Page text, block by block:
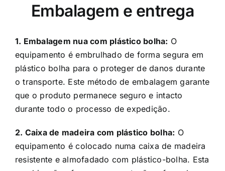
equipamento é embrulhado de forma segura em
plástico bolha para o proteger de danos durante
o transporte. Este método de embalagem garante
que o produto permanece seguro e intacto
durante todo o processo de expedição.
equipamento é colocado numa caixa de madeira
resistente e almofadado com plástico-bolha. Esta
combinação oferece uma proteção reforçada,